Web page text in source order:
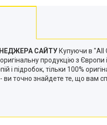
САЙТУ Купуючи в "All
продукцію з
і підробок, тільки 100%
ви точно знайдете те, що вам